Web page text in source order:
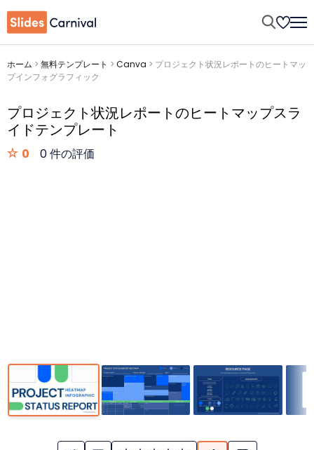
ホーム > 無料テンプレート > Canva > プロジェクト状況レポートのヒートマッ
プインフォグラフィック
プロジェクト状況レポートのヒートマップスラ
イドテンプレート
0 0 件の評価